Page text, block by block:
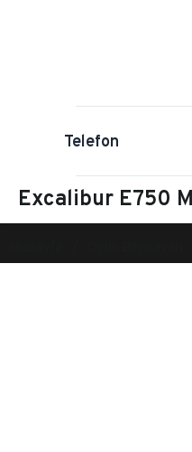
Telefon
Excalibur E750